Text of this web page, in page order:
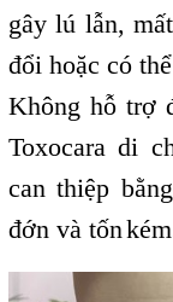
gây lú lẫn,
đổi hoặc có
Không hỗ trợ
Toxocara di
can thiệp
đớn và tốn,